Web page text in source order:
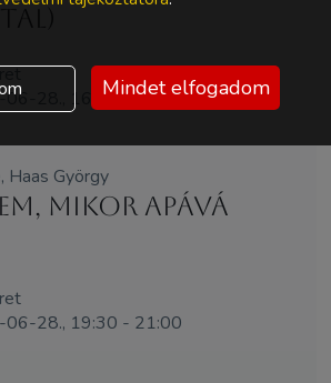
06-28., 16:30 - 18:00
Haas György
mikor apává
06-28., 19:30 - 21:00
Mindet elfogadom